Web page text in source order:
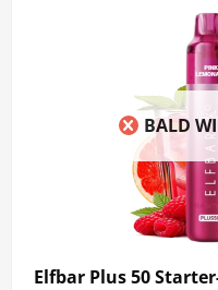
BALD
Elfbar Plus 50